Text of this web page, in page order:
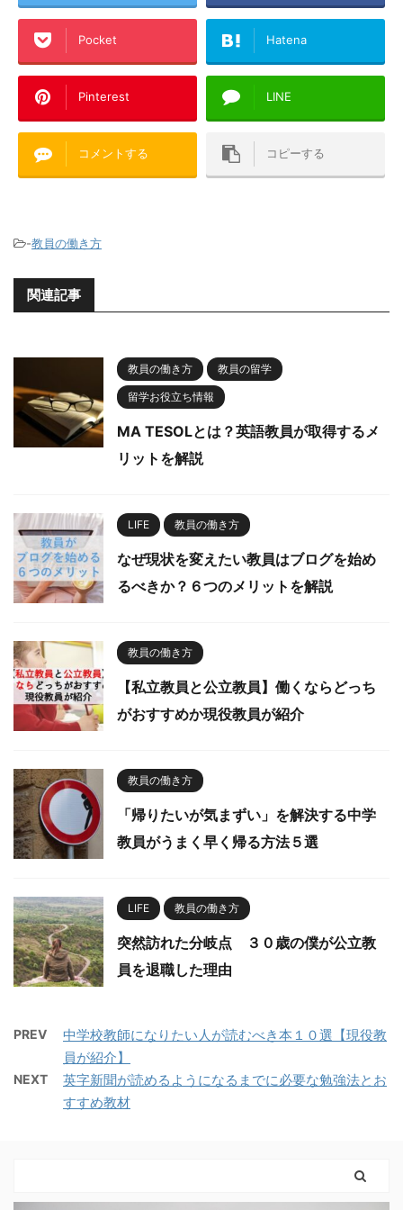
Pocket Hatena
Pinterest LINE
コメントする コピーする
-教員の働き方
関連記事
教員の働き方 教員の留学
留学お役立ち情報
MA TESOLとは？英語教員が取得するメ
リットを解説
LIFE 教員の働き方
なぜ現状を変えたい教員はブログを始め
るべきか？６つのメリットを解説
教員の働き方
【私立教員と公立教員】働くならどっち
がおすすめか現役教員が紹介
教員の働き方
「帰りたいが気まずい」を解決する中学
教員がうまく早く帰る方法５選
LIFE 教員の働き方
突然訪れた分岐点 ３０歳の僕が公立教
員を退職した理由
PREV
中学校教師になりたい人が読むべき本１０選【現役教
員が紹介】
NEXT
英字新聞が読めるようになるまでに必要な勉強法とお
すすめ教材